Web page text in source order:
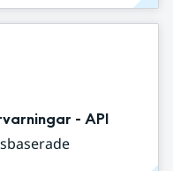
- API